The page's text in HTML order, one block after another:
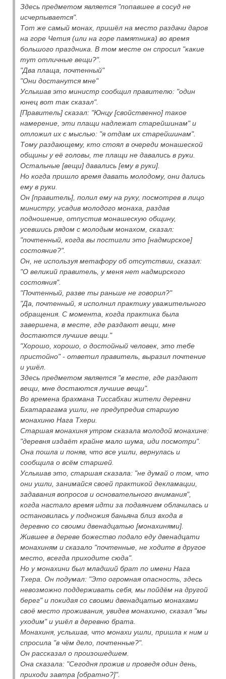
Здесь предметом является "попавшее в сосуд не
исчерпывается".
Тот же самый монах, пришёл на место раздачи даров
на горе Четия (или на горе памятника) во время
большого праздника. В том месте он спросил "какие
тут отличные вещи?".
"Два плаща, почтенный"
"Они достанутся мне"
Услышав это министр сообщил правителю: "один
юнец вот так сказал".
[Правитель] сказал: "Юнцу [свойственно] такое
намерение, эти плащи надлежат старейшинам" и
отложил их с мыслью: "я отдам их старейшинам".
Тому раздающему, кто стоял в очереди монашеской
общины у её головы, те плащи не давались в руки.
Остальные [вещи] давались [ему в руки].
Но когда пришло время давать молодому, они дались
ему в руки.
Он [правитель], полил ему на руку, посмотрев в лицо
министру, усадив молодого монаха, раздав
подношение, отпустив монашескую общину,
усевшись рядом с молодым монахом, сказал:
"почтенный, когда вы постигли это [надмирское]
состояние?".
Он, не используя метафору об отсутствии, сказал:
"О великий правитель, у меня нет надмирского
состояния".
"Почтенный, разве ты раньше не говорил?"
"Да, почтенный, я исполнил практику уважительного
обращения. С момента, когда практика была
завершена, в месте, где раздают вещи, мне
достаются лучшие вещи."
"Хорошо, хорошо, о достойный человек, это тебе
пристойно" - ответил правитель, выразил почтение
и ушёл.
Здесь предметом является "в месте, где раздают
вещи, мне достаются лучшие вещи".
Во времена брахмана Тиссабхаи жители деревни
Бхатарагама ушли, не предупредив старшую
монахиню Нага Тхери.
Старшая монахиня утром сказала молодой монахине:
"деревня издаёт крайне мало шума, иди посмотри".
Она пошла и поняв, что все ушли, вернулась и
сообщила о всём старшей.
Услышав это, старшая сказала: "не думай о том, что
они ушли, занимайся своей практикой декламации,
задавания вопросов и основательного внимания",
когда настало время идти за подаянием облачилась и
остановилась у подножия баньяна близ входа в
деревню со своими двенадцатью [монахинями].
Жившее в дереве божество подало еду двенадцати
монахиням и сказало "почтенные, не ходите в другое
место, всегда приходите сюда".
Но у монахини был младший брат по имени Нага
Тхера. Он подумал: "Это огромная опасность, здесь
невозможно поддерживать себя, мы пойдём на другой
берег" и покидая со своими двенадцатью монахами
своё место проживания, увидев монахиню, сказал "мы
уходим" и ушёл в деревню брата.
Монахиня, услышав, что монахи ушли, пришла к ним и
спросила "в чём дело, почтенные?".
Он рассказал о произошедшем.
Она сказала: "Сегодня прожив и проведя один день,
приходи завтра [обратно?]".